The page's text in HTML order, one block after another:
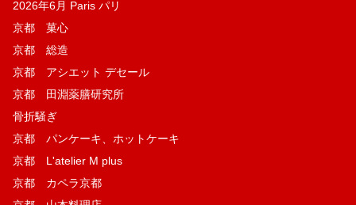
2026年6月 Paris パリ
京都 菓​心
京都 総造
京都 アシエット デセール
京都 田淵薬膳研究所
骨折騒ぎ
京都 パンケーキ、ホットケーキ
京都 L'atelier M plus
京都 カペラ京都